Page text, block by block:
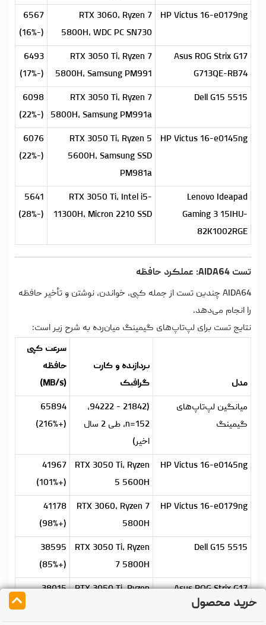
خرید محصول
HP Victus 16-e0179ng
RTX 3060، Ryzen 7
5800H، WDC PC SN730
6567
(-16%)
Asus ROG Strix G17
G713QE-RB74
RTX 3050 Ti، Ryzen 7
5800H، Samsung PM991
6493
(-17%)
Dell G15 5515
RTX 3050 Ti، Ryzen 7
5800H، Samsung PM991a
6098
(-22%)
HP Victus 16-e0145ng
RTX 3050 Ti، Ryzen 5
5600H، Samsung SSD
PM981a
6076
(-22%)
Lenovo Ideapad
Gaming 3 15IHU-
82K1002RGE
RTX 3050 Ti، Intel i5-
11300H، Micron 2210 SSD
5641
(-28%)
تست AIDA64: عملکرد حافظه
AIDA64 چندین تست از جمله کپی، خواندن، نوشتن و تأخیر حافظه
را انجام می‌دهد.
نتایج تست برای لپ‌تاپ‌های گیمینگ میان‌رده به شرح زیر است:
مدل
پردازنده و کارت
گرافیک
سرعت کپی
حافظه
(MB/s)
میانگین لپ‌تاپ‌های
گیمینگ
(21842 - 94222،
n=152، طی 2 سال
اخیر)
65894
(+216%)
HP Victus 16-e0145ng
RTX 3050 Ti، Ryzen
5 5600H
41967
(+101%)
HP Victus 16-e0179ng
RTX 3060، Ryzen 7
5800H
41178
(+98%)
Dell G15 5515
RTX 3050 Ti، Ryzen
7 5800H
38595
(+85%)
Asus ROG Strix G17
G713QE-RB74
RTX 3050 Ti، Ryzen
38015